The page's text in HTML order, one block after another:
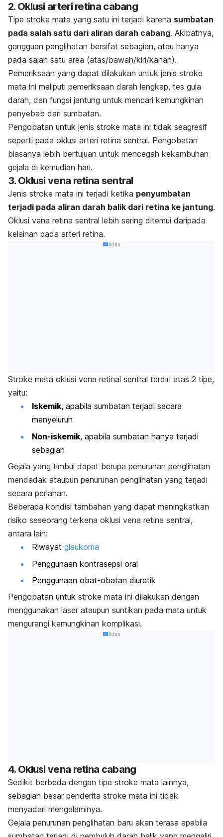
2. Oklusi arteri retina cabang
Tipe stroke mata yang satu ini terjadi karena sumbatan
pada salah satu dari aliran darah cabang. Akibatnya,
gangguan penglihatan bersifat sebagian, atau hanya
pada salah satu area (atas/bawah/kiri/kanan).
Pemeriksaan yang dapat dilakukan untuk jenis stroke
mata ini meliputi pemeriksaan darah lengkap, tes gula
darah, dan fungsi jantung untuk mencari kemungkinan
penyebab dari sumbatan.
Pengobatan untuk jenis stroke mata ini tidak seagresif
seperti pada oklusi arteri retina sentral. Pengobatan
biasanya lebih bertujuan untuk mencegah kekambuhan
gejala di kemudian hari.
3. Oklusi vena retina sentral
Jenis stroke mata ini terjadi ketika penyumbatan
terjadi pada aliran darah balik dari retina ke jantung.
Oklusi vena retina sentral lebih sering ditemui daripada
kelainan pada arteri retina.
Iklan
Stroke mata oklusi vena retinal sentral terdiri atas 2 tipe,
yaitu:
Iskemik, apabila sumbatan terjadi secara
menyeluruh
Non-iskemik, apabila sumbatan hanya terjadi
sebagian
Gejala yang timbul dapat berupa penurunan penglihatan
mendadak ataupun penurunan penglihatan yang terjadi
secara perlahan.
Beberapa kondisi tambahan yang dapat meningkatkan
risiko seseorang terkena oklusi vena retina sentral,
antara lain:
Riwayat glaukoma
Penggunaan kontrasepsi oral
Penggunaan obat-obatan diuretik
Pengobatan untuk stroke mata ini dilakukan dengan
menggunakan laser ataupun suntikan pada mata untuk
mengurangi kemungkinan komplikasi.
Iklan
4. Oklusi vena retina cabang
Sedikit berbeda dengan tipe stroke mata lainnya,
sebagian besar penderita stroke mata ini tidak
menyadari mengalaminya.
Gejala penurunan penglihatan baru akan terasa apabila